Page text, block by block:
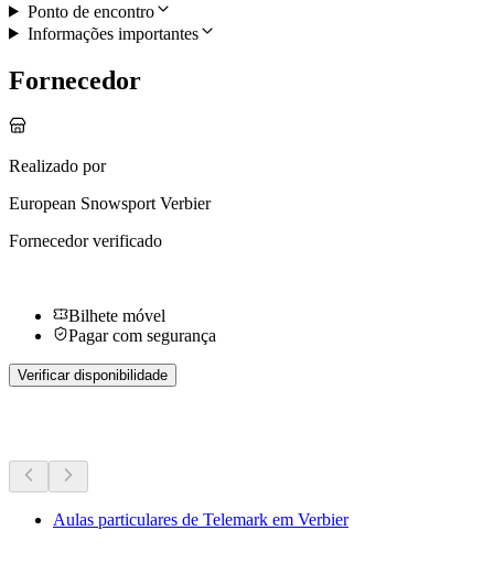
Ponto de encontro
Informações importantes
Fornecedor
Realizado por
European Snowsport Verbier
Fornecedor verificado
Bilhete móvel
Pagar com segurança
Verificar disponibilidade
Aulas particulares de Telemark em Verbier